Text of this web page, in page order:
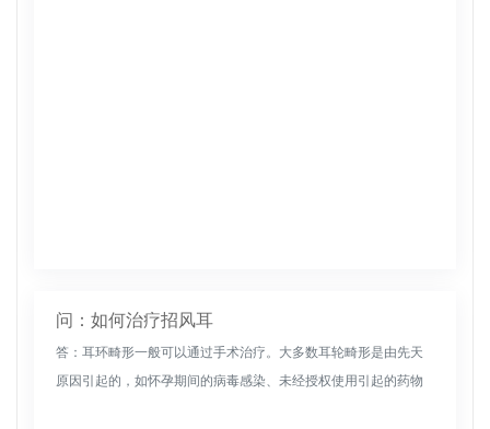
问：如何治疗招风耳
答：耳环畸形一般可以通过手术治疗。大多数耳轮畸形是由先天
原因引起的，如怀孕期间的病毒感染、未经授权使用引起的药物